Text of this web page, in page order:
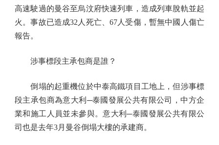
高速駛過的曼谷至烏汶府快速列車，造成列車脫軌並起
火。事故已造成32人死亡、67人受傷，暫無中國人傷亡
報告。
涉事標段主承包商是誰？
倒塌的起重機位於中泰高鐵項目工地上，但涉事標
段主承包商為意大利─泰國發展公共有限公司，中方企
業和施工人員並未參與。意大利─泰國發展公共有限公
司也是去年3月曼谷倒塌大樓的承建商。